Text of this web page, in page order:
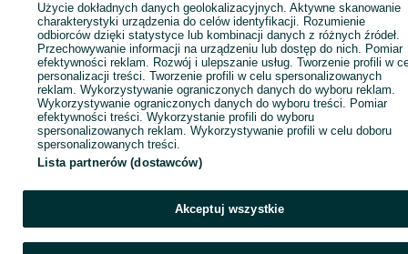
Użycie dokładnych danych geolokalizacyjnych. Aktywne skanowanie
charakterystyki urządzenia do celów identyfikacji. Rozumienie
odbiorców dzięki statystyce lub kombinacji danych z różnych źródeł.
Przechowywanie informacji na urządzeniu lub dostęp do nich. Pomiar
efektywności reklam. Rozwój i ulepszanie usług. Tworzenie profili w
personalizacji treści. Tworzenie profili w celu spersonalizowanych
reklam. Wykorzystywanie ograniczonych danych do wyboru reklam.
Wykorzystywanie ograniczonych danych do wyboru treści. Pomiar
efektywności treści. Wykorzystanie profili do wyboru
spersonalizowanych reklam. Wykorzystywanie profili w celu doboru
spersonalizowanych treści.
Lista partnerów (dostawców)
Akceptuj wszystkie